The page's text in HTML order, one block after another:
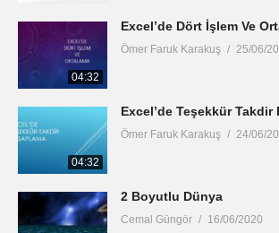
04:32
Excel’de Dört İşlem Ve
Ömer Faruk Karakuş 25/06/
04:32
Excel’de Teşekkür Takdir
Ömer Faruk Karakuş 24/06/
2 Boyutlu Dünya
Cemal Güngör 16/06/2020